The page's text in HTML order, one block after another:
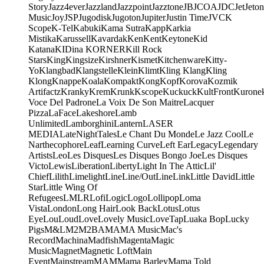
StoryJazz4everJazzlandJazzpointJazztoneJBJCOAJDCJetJeton
MusicJoyJSPJugodiskJugotonJupiterJustin TimeJVCK
ScopeK-TelKabukiKama SutraKappKarkia
MistikaKarussellKavardakKenKentKeytoneKid
KatanaKIDina KORNERKill Rock
StarsKingKingsizeKirshnerKismetKitchenwareKitty-
YoKlangbadKlangstelleKleinKlimtKling KlangKling
KlongKnappeKoalaKompaktKongKopfKorovaKozmik
ArtifactzKrankyKremKrunkKscopeKuckuckKultFront
Voce Del PadroneLa Voix De Son MaitreLacquer
PizzaLaFaceLakeshoreLamb
UnlimitedLamborghiniLanternLASER
MEDIALateNightTalesLe Chant Du MondeLe Jazz CoolLe
NarthecophoreLeafLearning CurveLeft EarLegacyLegendary
ArtistsLeoLes DisquesLes Disques Bongo JoeLes Disques
VictoLewisLiberationLibertyLight In The AtticLil'
ChiefLilithLimelightLineLine/OutLineLinkLittle DavidLittle
StarLittle Wing Of
RefugeesLMLRLofiLogicLogoLollipopLoma
VistaLondonLong HairLook BackLotusLotus
EyeLouLoudLoveLovely MusicLoveTapLuaka BopLucky
PigsM&LM2M2BAMAMA MusicMac's
RecordMachinaMadfishMagentaMagic
MusicMagnetMagnetic LoftMain
EventMainstreamMAMMama BarleyMama Told